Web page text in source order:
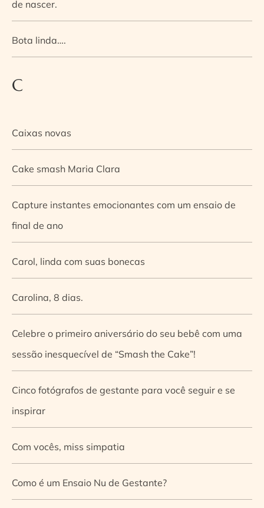
de nascer.
Bota linda….
C
Caixas novas
Cake smash Maria Clara
Capture instantes emocionantes com um ensaio de
final de ano
Carol, linda com suas bonecas
Carolina, 8 dias.
Celebre o primeiro aniversário do seu bebê com uma
sessão inesquecível de “Smash the Cake”!
Cinco fotógrafos de gestante para você seguir e se
inspirar
Com vocês, miss simpatia
Como é um Ensaio Nu de Gestante?